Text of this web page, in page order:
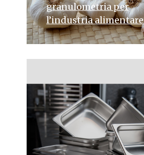
granulometria per
l’industria alimentare